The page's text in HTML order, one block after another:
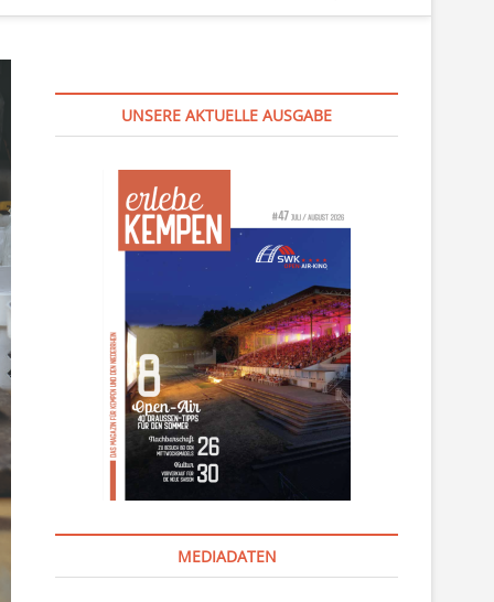
UNSERE AKTUELLE AUSGABE
MEDIADATEN